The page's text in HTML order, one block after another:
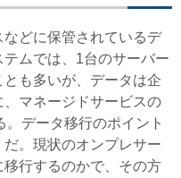
どに保管されているデ
ムでは、1台のサーバー
も多いが、データは企
マネージドサービスの
。データ移行のポイント
。現状のオンプレサー
行するのかで、その方